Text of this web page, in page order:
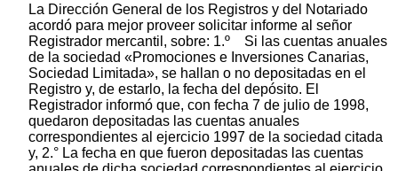
La Dirección General de los Registros y del Notariado
acordó para mejor proveer solicitar informe al señor
Registrador mercantil, sobre: 1.º Si las cuentas anuales
de la sociedad «Promociones e Inversiones Canarias,
Sociedad Limitada», se hallan o no depositadas en el
Registro y, de estarlo, la fecha del depósito. El
Registrador informó que, con fecha 7 de julio de 1998,
quedaron depositadas las cuentas anuales
correspondientes al ejercicio 1997 de la sociedad citada
y, 2.° La fecha en que fueron depositadas las cuentas